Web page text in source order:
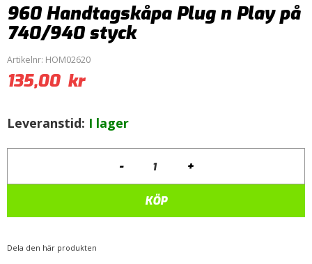
960 Handtagskåpa Plug n Play på
740/940 styck
Artikelnr: HOM02620
135,00 kr
Leveranstid: I lager
-
960
Plug
+
KÖP
Dela den här produkten